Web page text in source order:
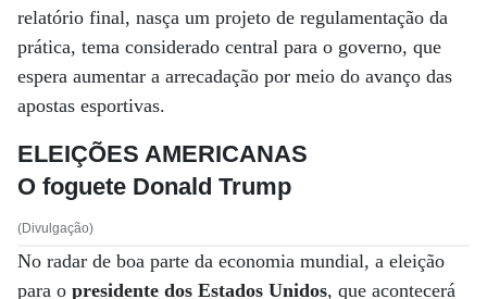
relatório final, nasça um projeto de regulamentação da
prática, tema considerado central para o governo, que
espera aumentar a arrecadação por meio do avanço das
apostas esportivas.
ELEIÇÕES AMERICANAS
O foguete Donald Trump
(Divulgação)
No radar de boa parte da economia mundial, a eleição
para o presidente dos Estados Unidos, que acontecerá